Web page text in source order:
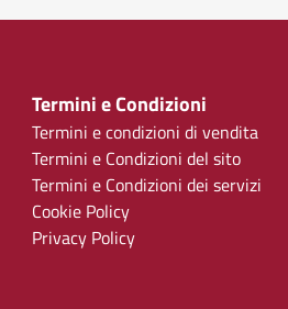
Termini e Condizioni
Termini e condizioni di vendita
Termini e Condizioni del sito
Termini e Condizioni dei servizi
Cookie Policy
Privacy Policy